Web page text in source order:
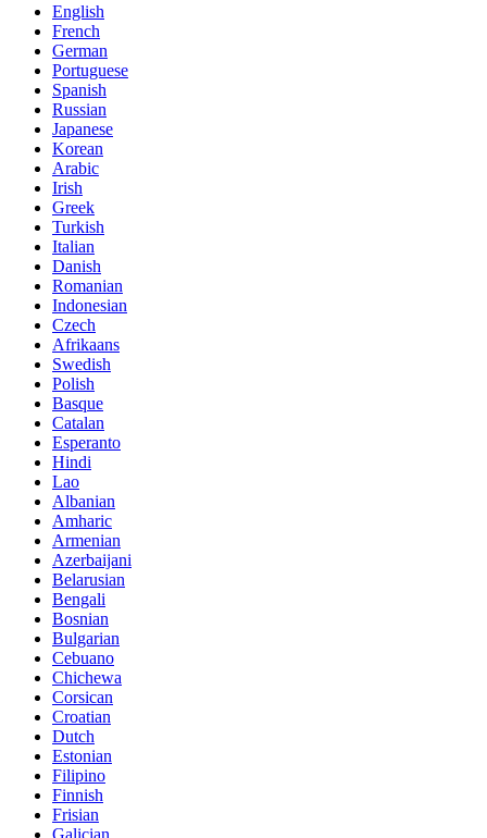
English
French
German
Portuguese
Spanish
Russian
Japanese
Korean
Arabic
Irish
Greek
Turkish
Italian
Danish
Romanian
Indonesian
Czech
Afrikaans
Swedish
Polish
Basque
Catalan
Esperanto
Hindi
Lao
Albanian
Amharic
Armenian
Azerbaijani
Belarusian
Bengali
Bosnian
Bulgarian
Cebuano
Chichewa
Corsican
Croatian
Dutch
Estonian
Filipino
Finnish
Frisian
Galician